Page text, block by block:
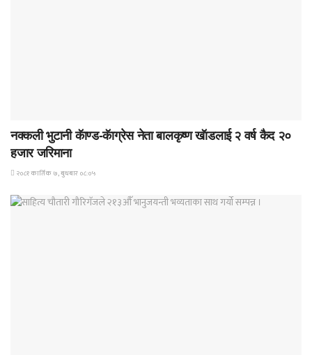
नक्कली भुटानी कॅाण्ड-कॅाग्रेस नेता बालकृष्ण खॅाडलाई २ वर्ष कैद २०
हजार जरिमाना
२०८१ कार्तिक ७, बुधबार ०८:०५